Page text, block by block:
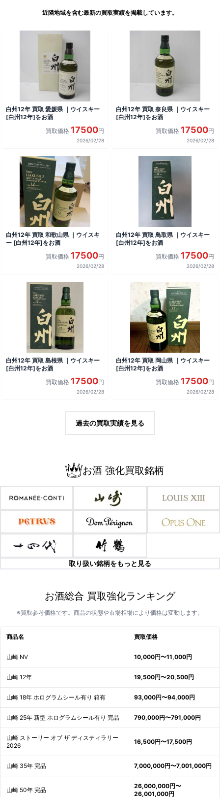
近隣地域を含む最新の買取実績を掲載しています。
白州12年 買取 愛媛県 ｜ウイスキー
[白州12年]をお酒
買取価格 17500円
2026/02/28
白州12年 買取 奈良県 ｜ウイスキー
[白州12年]をお酒
買取価格 17500円
2026/02/28
白州12年 買取 和歌山県 ｜ウイスキ
ー [白州12年]をお酒
買取価格 17500円
2026/02/28
白州12年 買取 鳥取県 ｜ウイスキー
[白州12年]をお酒
買取価格 17500円
2026/02/28
白州12年 買取 島根県 ｜ウイスキー
[白州12年]をお酒
買取価格 17500円
2026/02/28
白州12年 買取 岡山県 ｜ウイスキー
[白州12年]をお酒
買取価格 17500円
2026/02/28
過去の買取実績を見る
お酒 強化買取銘柄
取り扱い銘柄をもっと見る
お酒総合 買取強化ランキング
※買取参考価格です。商品の状態や市場相場により価格は変動します。
商品名 買取価格
山崎 NV 10,000円〜11,000円
山崎 12年 19,500円〜20,500円
山崎 18年 ホログラムシール有り 箱有 93,000円〜94,000円
山崎 25年 新型 ホログラムシール有り 完品 790,000円〜791,000円
山崎 ストーリー オブ ザ ディスティラリー
2026
16,500円〜17,500円
山崎 35年 完品 7,000,000円〜7,001,000円
山崎 50年 完品
26,000,000円〜
26,001,000円